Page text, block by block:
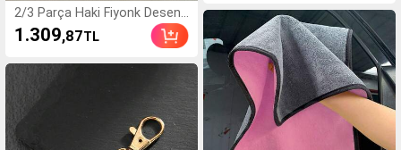
2/3 Parça Haki Fiyonk Desenli
Kadifemsi Polyester Nevresi
m Takımı, Modern Şık Sevimli
e Nefes Alabilen, Makinede Yı
kanabilir, (1 Nevresim + 1/2 Y
astık Kılıfı)
1.309,87TL